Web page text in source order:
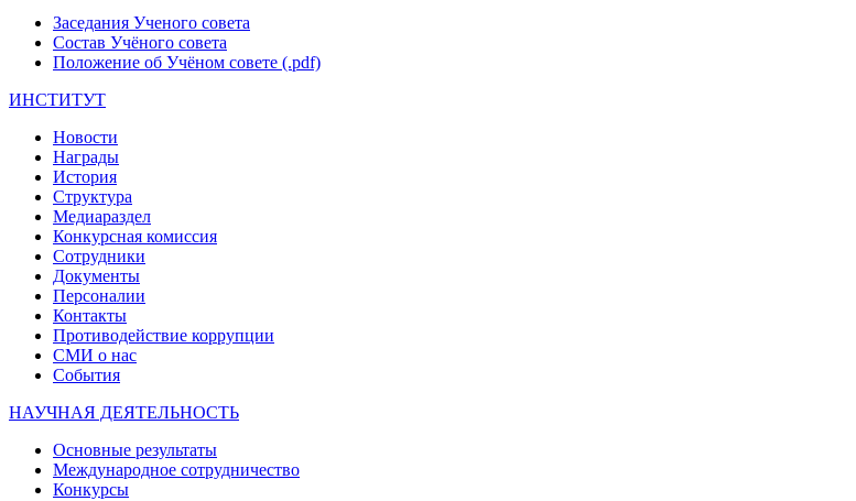
Заседания Ученого совета
Состав Учёного совета
Положение об Учёном совете (.pdf)
ИНСТИТУТ
Новости
Награды
История
Структура
Медиараздел
Конкурсная комиссия
Сотрудники
Документы
Персоналии
Контакты
Противодействие коррупции
СМИ о нас
События
НАУЧНАЯ ДЕЯТЕЛЬНОСТЬ
Основные результаты
Международное сотрудничество
Конкурсы